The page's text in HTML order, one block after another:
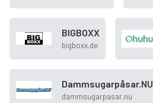
BIGBOXX
bigboxx.de
Dammsugarpåsar.NU
dammsugarpasar.nu